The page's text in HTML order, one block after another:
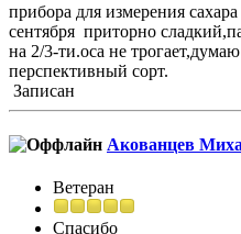
прибора для измерения
сентября приторно
на 2/3-ти.оса не
перспективный сорт.
Записан
Акованцев
Ветеран
Спасибо